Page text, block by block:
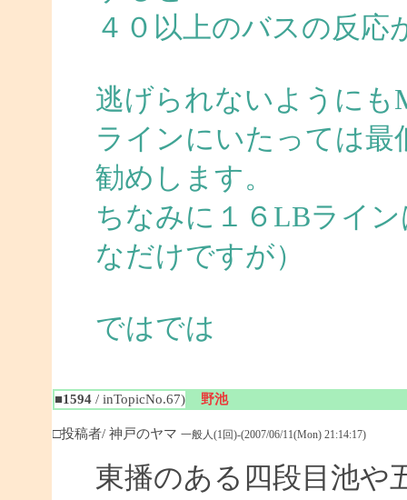
４０以上のバスの反
逃げられないようにも
ラインにいたっては
勧めします。
ちなみに１６LBライ
なだけですが）
ではでは
■1594/ inTopicNo.67) 野池
□投稿者/ 神戸のヤマ 一般人(1回)-(2007/06/11(Mon) 21:14:17)
東播のある四段目池や